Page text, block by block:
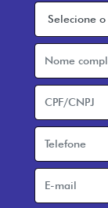
Preferência